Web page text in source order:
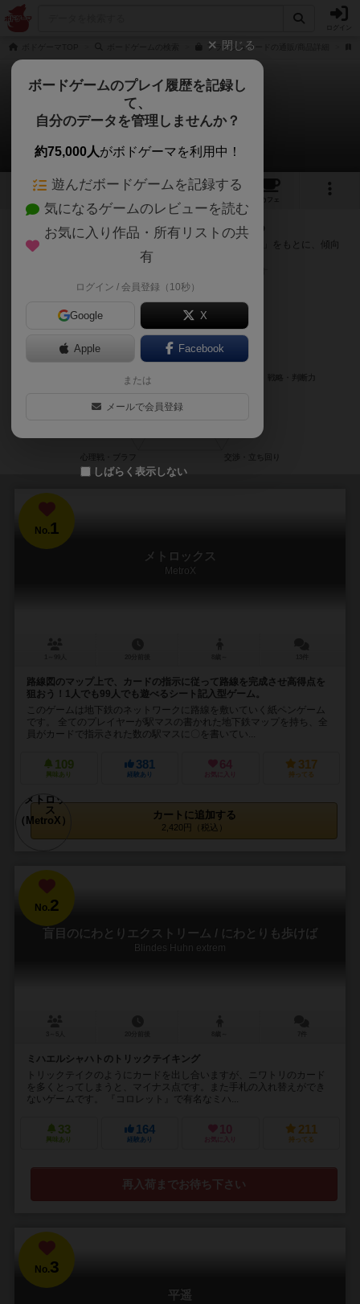
フラッシュワードの通販/商品詳細
フラッシュワード
次のおすすめボードゲーム
5 7
カフェ
『フラッシュワード』が好きな方へのおすすめ
このゲームのトップページで投票された「プレイ感の評価」をもとに、傾向
が近いボードゲームをランキング形式で紹介します。
No.1
メトロックス
MetroX
路線図のマップ上で、カードの指示に従って路線を完成させ高得点を
狙おう！1人でも99人でも遊べるシート記入型ゲーム。
このゲームは地下鉄のネットワークに路線を敷いていく紙ペンゲーム
です。 全てのプレイヤーが駅マスの書かれた地下鉄マップを持ち、全
員がカードで指示された数の駅マスに〇を書いてい...
109
興味あり
381
経験あり
64
お気に入り
317
持ってる
カートに追加する
2,420円（税込）
No.2
盲目のにわとりエクストリーム / にわとりも歩けば
Blindes Huhn extrem
ミハエルシャハトのトリックテイキング
トリックテイクのようにカードを出し合いますが、ニワトリのカード
を多くとってしまうと、マイナス点です。また手札の入れ替えができ
ないゲームです。 『コロレット』で有名なミハ...
33
興味あり
164
経験あり
10
お気に入り
211
持ってる
再入荷までお待ち下さい
No.3
平遥
閉じる
ボードゲームのプレイ履歴を記録し
て、
自分のデータを管理しませんか？
約75,000人がボドゲーマを利用中！
遊んだボードゲームを記録する
気になるゲームのレビューを読む
お気に入り作品・所有リストの共
有
ログイン / 会員登録（10秒）
Google X
Apple Facebook
または
メールで会員登録
しばらく表示しない